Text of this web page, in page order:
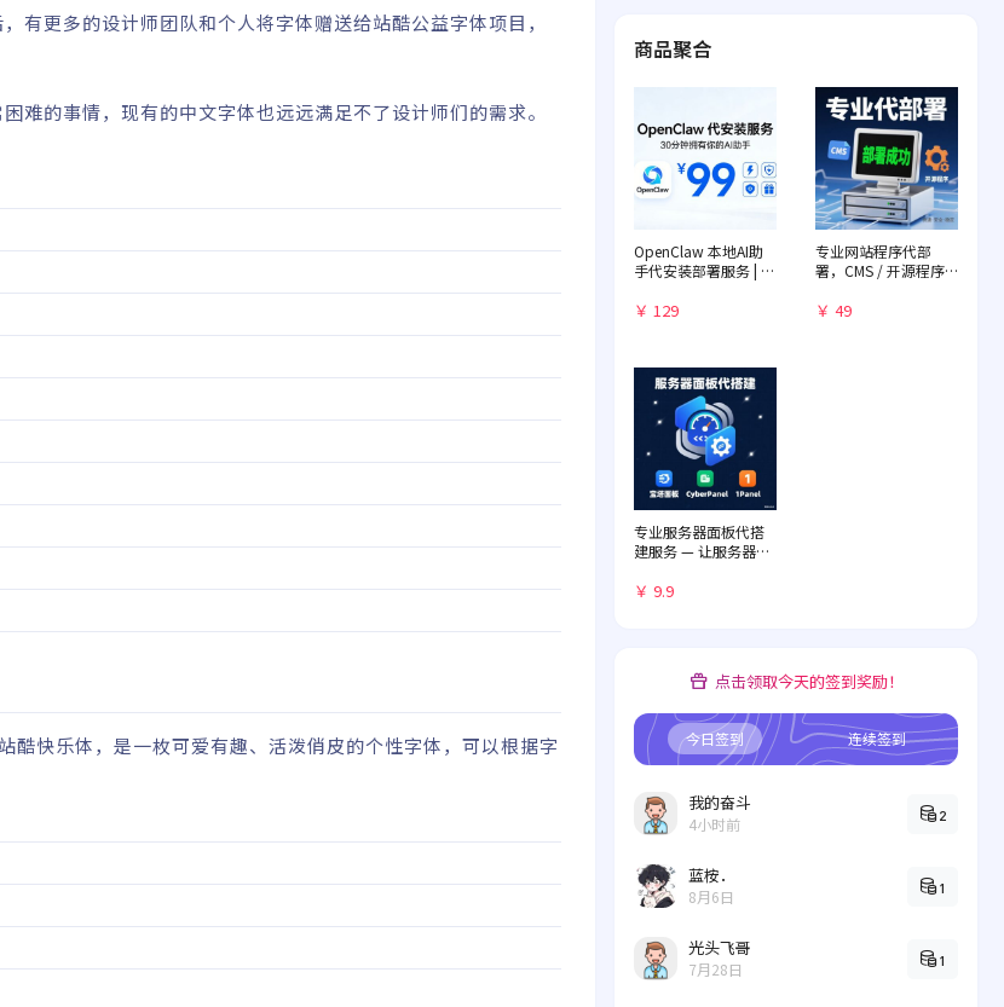
更多的设计师团队和个人将字体赠送给站酷公益字体项目，
难的事情，现有的中文字体也远远满足不了设计师们的需求。
快乐体，是一枚可爱有趣、活泼俏皮的个性字体，可以根据字
商品聚合
OpenClaw 本地AI助
手代安装部署服务 | 远
门教程
￥ 129
专业网站程序代部
署，CMS / 开源程序
￥ 49
专业服务器面板代搭
建服务 — 让服务器管
￥ 9.9
点击领取今天的签到奖励！
今日签到 连续签到
我的奋斗
4小时前 2
蓝桉．
8月6日 1
光头飞哥
7月28日 1